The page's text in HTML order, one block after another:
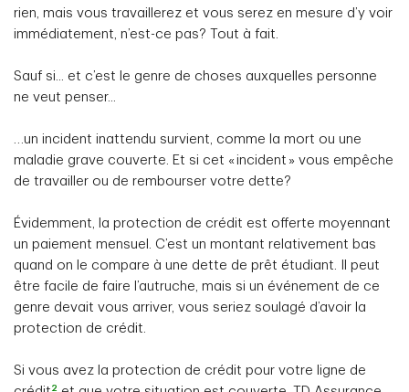
rien, mais vous travaillerez et vous serez en mesure d’y voir
immédiatement, n’est-ce pas? Tout à fait.
Sauf si... et c’est le genre de choses auxquelles personne
ne veut penser...
…un incident inattendu survient, comme la mort ou une
maladie grave couverte. Et si cet « incident » vous empêche
de travailler ou de rembourser votre dette?
Évidemment, la protection de crédit est offerte moyennant
un paiement mensuel. C’est un montant relativement bas
quand on le compare à une dette de prêt étudiant. Il peut
être facile de faire l’autruche, mais si un événement de ce
genre devait vous arriver, vous seriez soulagé d’avoir la
protection de crédit.
Si vous avez la protection de crédit pour votre ligne de
2